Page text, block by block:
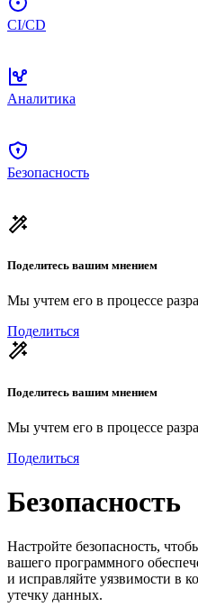
CI/CD
Аналитика
Безопасность
Поделитесь вашим мнением
Мы учтем его в процессе
Поделиться
Поделитесь вашим мнением
Мы учтем его в процессе
Поделиться
Безопасность
Настройте безопасность,
вашего программного
и исправляйте уязвимости в
утечку данных.